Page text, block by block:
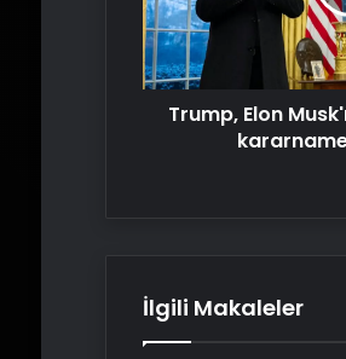
kararnameye
imza
attı
Trump, Elon
İlgili Makaleler